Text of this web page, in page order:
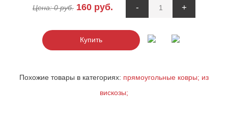
Цена:0руб. 160 руб. - +
Купить
Похожие товары в категориях: прямоугольные ковры; из
вискозы;